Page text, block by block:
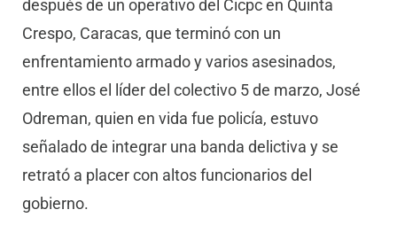
después de un operativo del Cicpc en Quinta
Crespo, Caracas, que terminó con un
enfrentamiento armado y varios asesinados,
entre ellos el líder del colectivo 5 de marzo, José
Odreman, quien en vida fue policía, estuvo
señalado de integrar una banda delictiva y se
retrató a placer con altos funcionarios del
gobierno.